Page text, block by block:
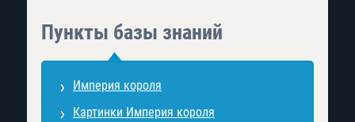
Пункты базы знаний
Империя короля
Картинки Империя короля